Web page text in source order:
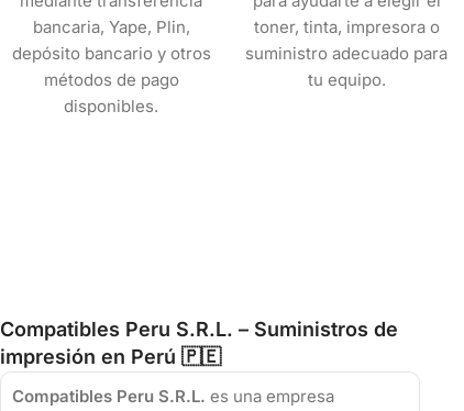
bancaria, Yape, Plin,
depósito bancario y otros
métodos de pago
disponibles.
toner, tinta, impresora o
suministro adecuado para
tu equipo.
Compatibles Peru S.R.L. – Suministros de
impresión en Perú 🇵🇪
Compatibles Peru S.R.L. es una empresa